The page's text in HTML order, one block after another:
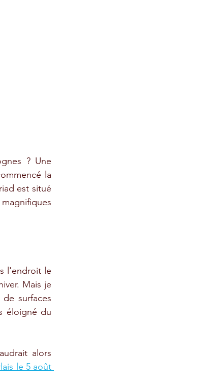
? Une
la
est situé
l'endroit le
Mais je
surfaces
alors
le 5 août